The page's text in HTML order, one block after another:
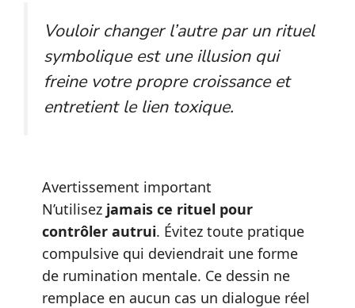
Vouloir changer l’autre par un rituel
symbolique est une illusion qui
freine votre propre croissance et
entretient le lien toxique.
Avertissement important
N’utilisez jamais ce rituel pour
contrôler autrui. Évitez toute pratique
compulsive qui deviendrait une forme
de rumination mentale. Ce dessin ne
remplace en aucun cas un dialogue réel